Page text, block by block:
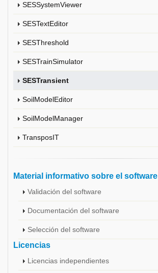
SESSystemViewer
SESTextEditor
SESThreshold
SESTrainSimulator
SESTransient
SoilModelEditor
SoilModelManager
TransposIT
Material informativo sobre el software
Validación del software
Documentación del software
Selección del software
Licencias
Licencias independientes